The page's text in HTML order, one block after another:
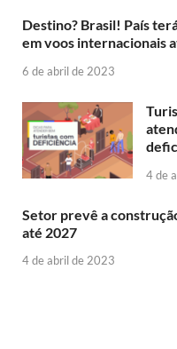
Destino? Brasil! País
em voos internacionais
6 de abril de 2023
4 de
Setor prevê a
até 2027
4 de abril de 2023